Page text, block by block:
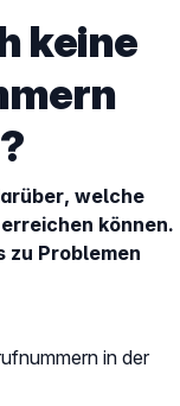
keine
welche
können.
zu Problemen
in der